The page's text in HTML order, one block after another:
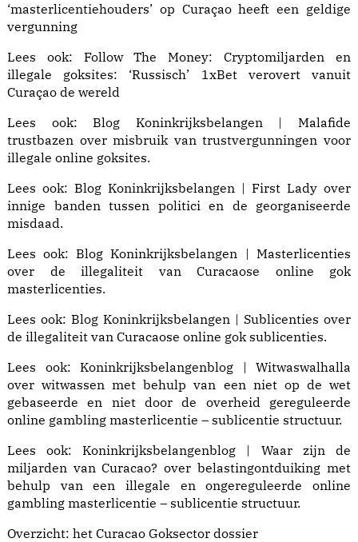
‘masterlicentiehouders’ op Curaçao heeft een geldige
vergunning
Lees ook: Follow The Money: Cryptomiljarden en
illegale goksites: ‘Russisch’ 1xBet verovert vanuit
Curaçao de wereld
Lees ook: Blog Koninkrijksbelangen | Malafide
trustbazen over misbruik van trustvergunningen voor
illegale online goksites.
Lees ook: Blog Koninkrijksbelangen | First Lady over
innige banden tussen politici en de georganiseerde
misdaad.
Lees ook: Blog Koninkrijksbelangen | Masterlicenties
over de illegaliteit van Curacaose online gok
masterlicenties.
Lees ook: Blog Koninkrijksbelangen | Sublicenties over
de illegaliteit van Curacaose online gok sublicenties.
Lees ook: Koninkrijksbelangenblog | Witwaswalhalla
over witwassen met behulp van een niet op de wet
gebaseerde en niet door de overheid gereguleerde
online gambling masterlicentie – sublicentie structuur.
Lees ook: Koninkrijksbelangenblog | Waar zijn de
miljarden van Curacao? over belastingontduiking met
behulp van een illegale en ongereguleerde online
gambling masterlicentie – sublicentie structuur.
Overzicht: het Curacao Goksector dossier